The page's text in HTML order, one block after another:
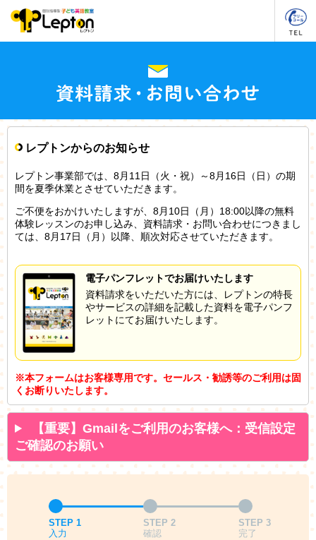
レプトンからのお知らせ
レプトン事業部では、8月11日（火・祝）～8月16日（日）の期
間を夏季休業とさせていただきます。
ご不便をおかけいたしますが、8月10日（月）18:00以降の無料
体験レッスンのお申し込み、資料請求・お問い合わせにつきまし
ては、8月17日（月）以降、順次対応させていただきます。
電子パンフレットでお届けいたします
資料請求をいただいた方には、レプトンの特長
やサービスの詳細を記載した資料を電子パンフ
レットにてお届けいたします。
※本フォームはお客様専用です。セールス・勧誘等のご利用は固
くお断りいたします。
【重要】Gmailをご利用のお客様へ：受信設定
ご確認のお願い
STEP 1
入力
STEP 2
確認
STEP 3
完了